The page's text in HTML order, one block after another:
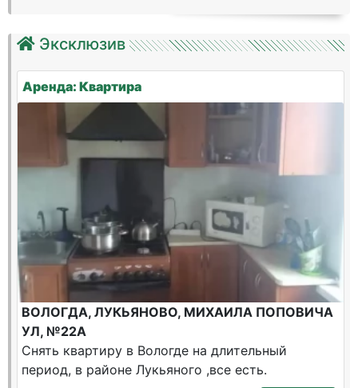
Эксклюзив
Аренда: Квартира
ВОЛОГДА, ЛУКЬЯНОВО, МИХАИЛА ПОПОВИЧА
УЛ, №22А
Снять квартиру в Вологде на длительный
период, в районе Лукьяного ,все есть.